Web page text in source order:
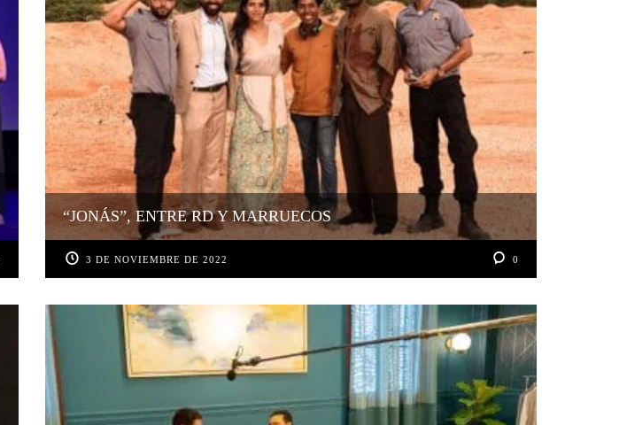
“JONÁS”, ENTRE RD Y MARRUECOS
3 DE NOVIEMBRE DE 2022 0